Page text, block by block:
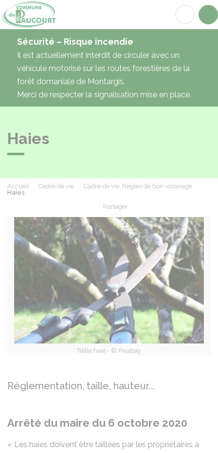
Sécurité – Risque incendie
Il est actuellement interdit de circuler avec un
véhicule motorisé sur les routes forestières de la
forêt domaniale de Montargis.
Merci de respecter la signalisation mise en place.
Haies
Accueil Cadre de vie
Cadre de vie, Règles de bon voisinage
Haies
Partager
Taille haie - © Pixabay
Réglementation, taille, hauteur...
Arrêté du maire du 6 octobre 2020
« Les haies doivent être taillées par les propriétaires à